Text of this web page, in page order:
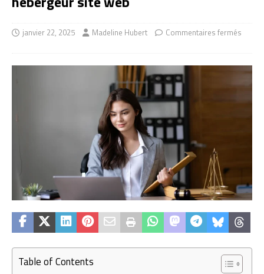
janvier 22, 2025 Madeline Hubert Commentaires fermés
Table of Contents